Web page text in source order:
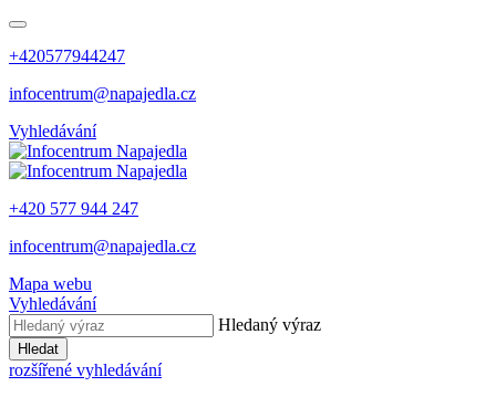
+420577944247
infocentrum@napajedla.cz
Vyhledávání
+420 577 944 247
infocentrum@napajedla.cz
Mapa webu
Vyhledávání
Hledaný výraz
Hledat
rozšířené vyhledávání